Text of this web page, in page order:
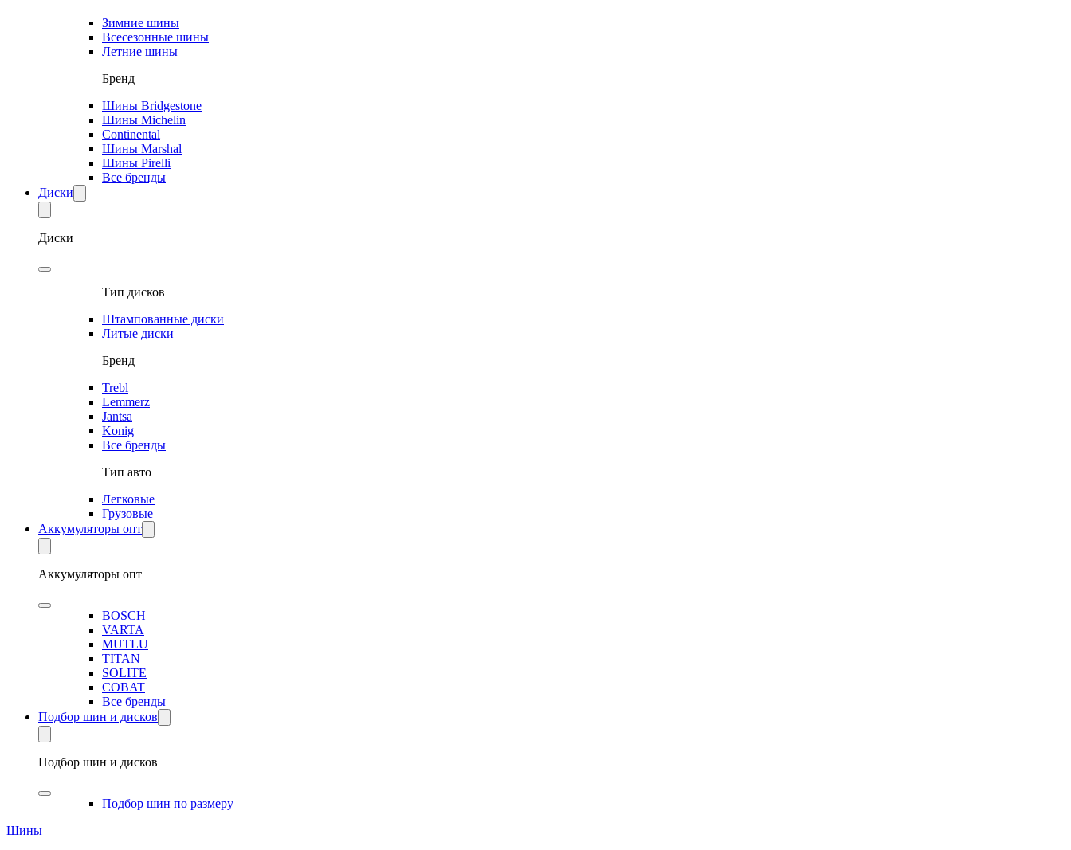
Зимние шины
Всесезонные шины
Летние шины
Бренд
Шины Bridgestone
Шины Michelin
Continental
Шины Marshal
Шины Pirelli
Все бренды
Диски
Диски
Тип дисков
Штампованные диски
Литые диски
Бренд
Trebl
Lemmerz
Jantsa
Konig
Все бренды
Тип авто
Легковые
Грузовые
Аккумуляторы опт
Аккумуляторы опт
BOSCH
VARTA
MUTLU
TITAN
SOLITE
COBAT
Все бренды
Подбор шин и дисков
Подбор шин и дисков
Подбор шин по размеру
Шины